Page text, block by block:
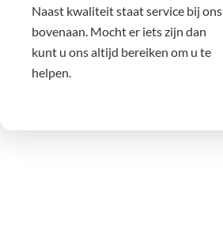
Naast kwaliteit staat service bij ons
bovenaan. Mocht er iets zijn dan
kunt u ons altijd bereiken om u te
helpen.